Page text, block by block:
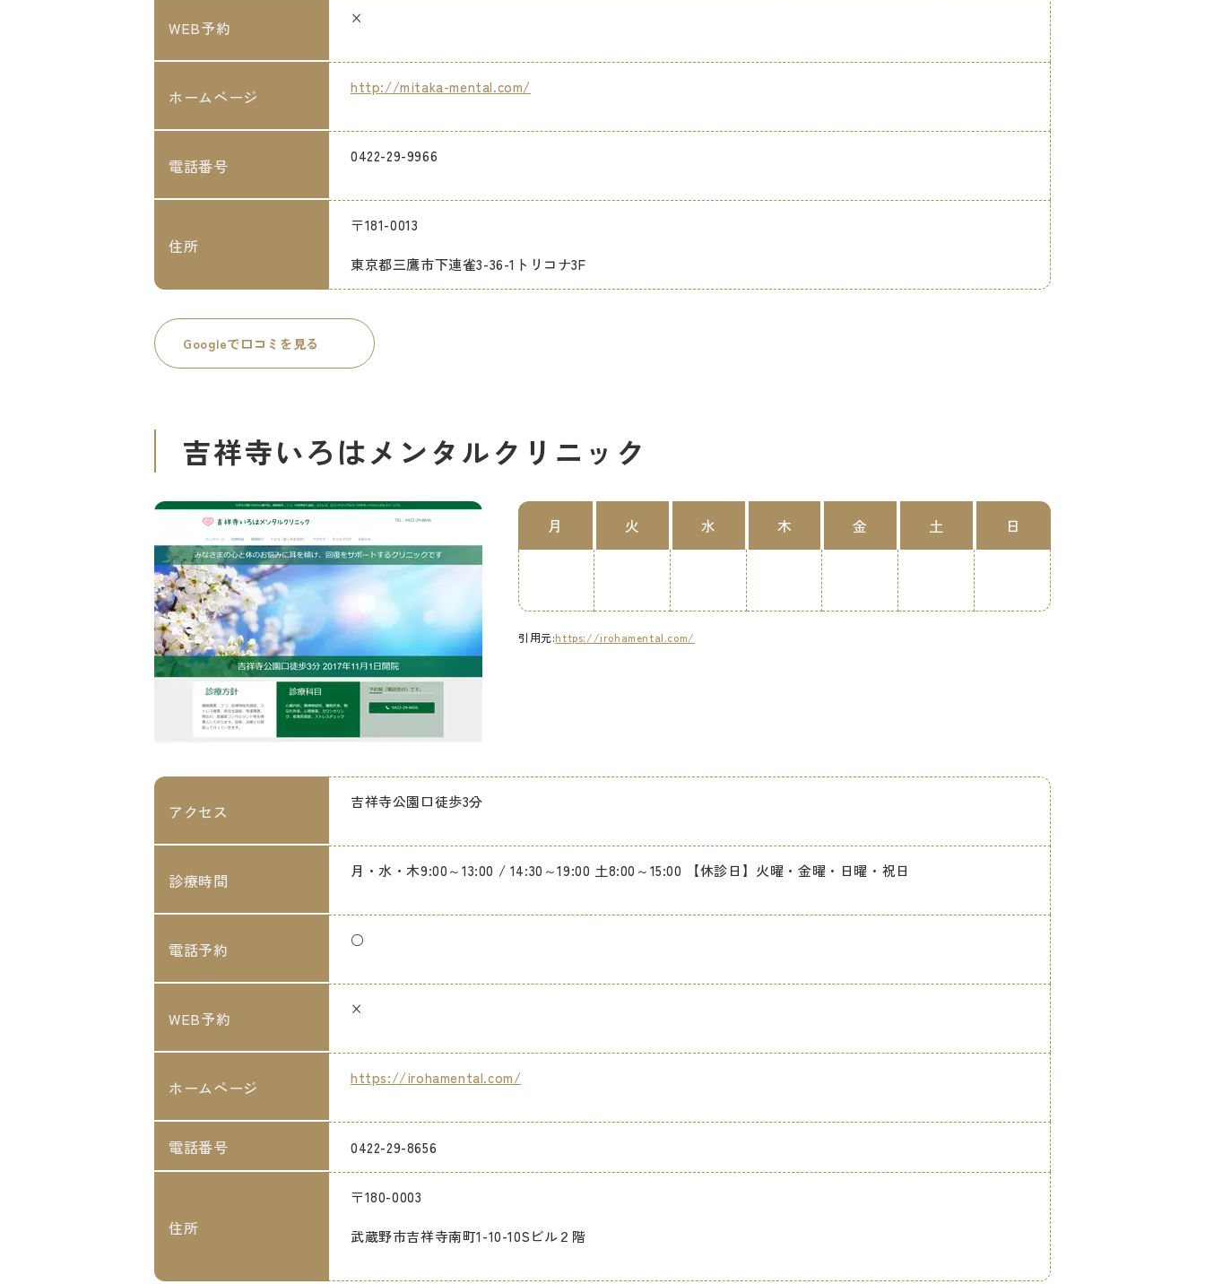
WEB予約 ×
ホームページ http://mitaka-mental.com/
電話番号 0422-29-9966
住所
〒181-0013
東京都三鷹市下連雀3-36-1トリコナ3F
Googleで口コミを見る
吉祥寺いろはメンタルクリニック
月 火 水 木 金 土 日
引用元:https://irohamental.com/
アクセス 吉祥寺公園口徒歩3分
診療時間 月・水・木9:00～13:00 / 14:30～19:00 土8:00～15:00 【休診日】火曜・金曜・日曜・祝日
電話予約 ○
WEB予約 ×
ホームページ https://irohamental.com/
電話番号 0422-29-8656
住所
〒180-0003
武蔵野市吉祥寺南町1-10-10Sビル２階